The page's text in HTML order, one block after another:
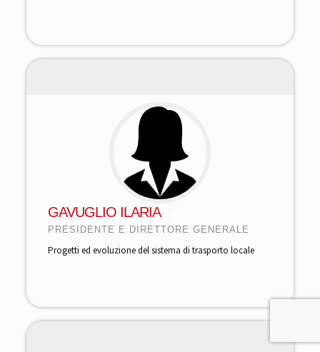
GAVUGLIO ILARIA
PRESIDENTE E DIRETTORE GENERALE
Progetti ed evoluzione del sistema di trasporto locale